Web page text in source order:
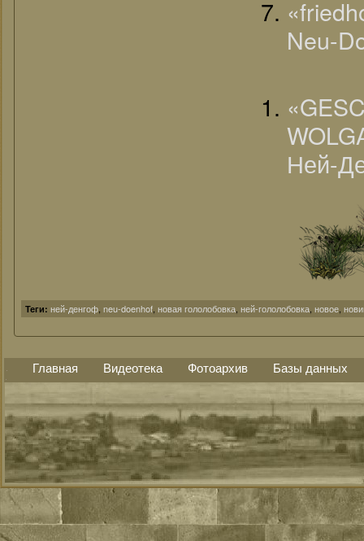
Neu-
Ней-
Теги: ней-денгоф neu-doenhof новая гололобовка ней-гололобовка новое
Главная Видеотека Фотоархив Базы данных